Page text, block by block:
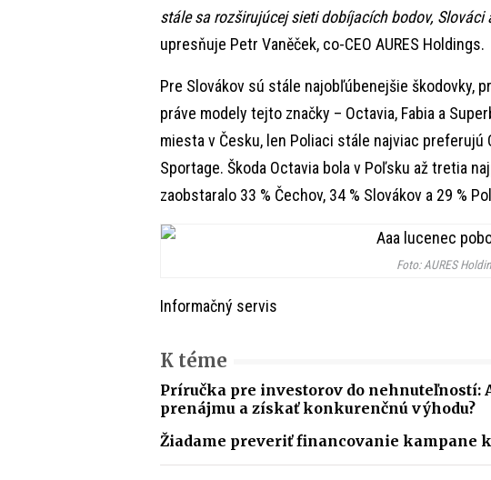
stále sa rozširujúcej sieti dobíjacích bodov,
upresňuje Petr Vaněček, co-CEO AURES Holdings.
Pre Slovákov sú stále najobľúbenejšie škodovky,
práve modely tejto značky – Octavia, Fabia a
miesta v Česku, len Poliaci stále najviac preferujú
Sportage. Škoda Octavia bola v Poľsku až tretia
zaobstaralo 33 % Čechov, 34 % Slovákov a 29 %
Foto: AURES
Informačný servis
K téme
Príručka pre investorov do nehnuteľností:
prenájmu a získať konkurenčnú výhodu?
Žiadame preveriť financovanie kampane